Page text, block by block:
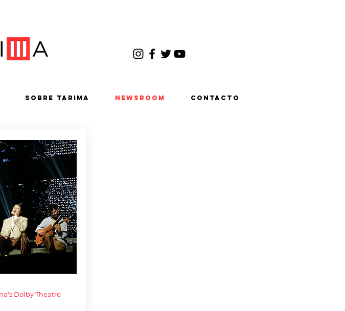
Sobre Tarima Newsroom Contacto
Dolby Theatre